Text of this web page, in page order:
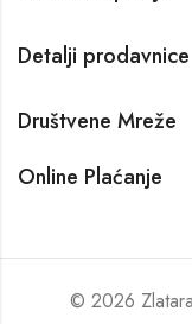
Detalji prodavnice
Društvene Mreže
Online Plaćanje
© 2026